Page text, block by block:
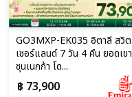
GO3MXP-EK035 อิตาลี สวิต
เซอร์แลนด์ 7 วัน 4 คืน ยอดเขา
ซุนเนกก้า โด...
฿ 73,900